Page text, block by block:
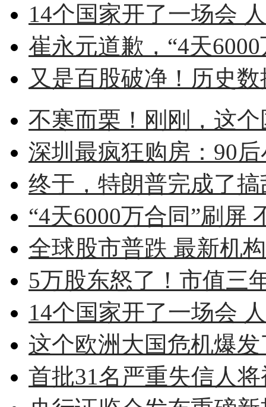
14个国家开了一场会
崔永元道歉，“4天
又是百股破净！历史
不寒而栗！刚刚，这
深圳最疯狂购房：90
终于，特朗普完成了
“4天6000万合同”刷屏
全球股市普跌 最新机
5万股东怒了！市值三
14个国家开了一场会
这个欧洲大国危机爆
首批31名严重失信人